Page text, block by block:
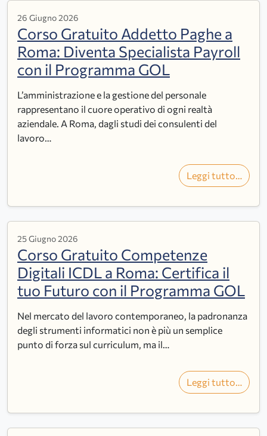
26 Giugno 2026
Corso Gratuito Addetto Paghe a
Roma: Diventa Specialista Payroll
con il Programma GOL
L’amministrazione e la gestione del personale
rappresentano il cuore operativo di ogni realtà
aziendale. A Roma, dagli studi dei consulenti del
lavoro…
Leggi tutto…
25 Giugno 2026
Corso Gratuito Competenze
Digitali ICDL a Roma: Certifica il
tuo Futuro con il Programma GOL
Nel mercato del lavoro contemporaneo, la padronanza
degli strumenti informatici non è più un semplice
punto di forza sul curriculum, ma il…
Leggi tutto…